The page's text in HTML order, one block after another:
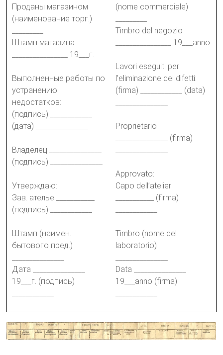
Проданы магазином
(наименование торг.)
Штамп магазина
________________ 19___г.
Выполненные работы по
устранению
недостатков:
(подпись) ____________
(дата) _______________
Владелец _______________
(подпись) _______________
Утверждаю:
Зав. ателье ___________
(подпись) ____________
Штамп (наимен.
бытового пред.)
Дата _______________
19___г. (подпись)
(nome commerciale)
Timbro del negozio
________________ 19___anno
Lavori eseguiti per
l’eliminazione dei difetti:
(firma) ____________ (data)
Proprietario
_______________ (firma)
Approvato:
Capo dell’atelier
___________ (firma)
Timbro (nome del
laboratorio)
Data _______________
19___anno (firma)